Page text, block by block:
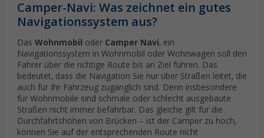
Camper-Navi: Was zeichnet ein gutes
Navigationssystem aus?
Das Wohnmobil oder Camper Navi, ein
Navigationssystem in Wohnmobil oder Wohnwagen soll den
Fahrer über die richtige Route bis an Ziel führen. Das
bedeutet, dass die Navigation Sie nur über Straßen leitet, die
auch für Ihr Fahrzeug zugänglich sind. Denn insbesondere
für Wohnmobile sind schmale oder schlecht ausgebaute
Straßen nicht immer befahrbar. Das gleiche gilt für die
Durchfahrtshöhen von Brücken – ist der Camper zu hoch,
können Sie auf der entsprechenden Route nicht